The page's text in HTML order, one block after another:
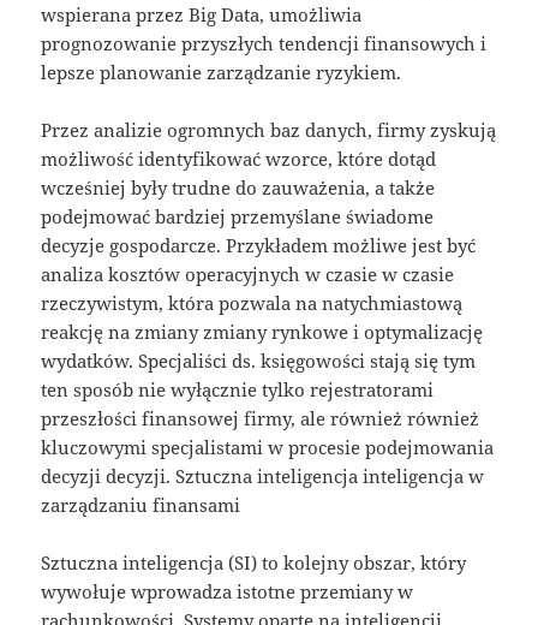
wspierana przez Big Data, umożliwia
prognozowanie przyszłych tendencji finansowych i
lepsze planowanie zarządzanie ryzykiem.
Przez analizie ogromnych baz danych, firmy zyskują
możliwość identyfikować wzorce, które dotąd
wcześniej były trudne do zauważenia, a także
podejmować bardziej przemyślane świadome
decyzje gospodarcze. Przykładem możliwe jest być
analiza kosztów operacyjnych w czasie w czasie
rzeczywistym, która pozwala na natychmiastową
reakcję na zmiany zmiany rynkowe i optymalizację
wydatków. Specjaliści ds. księgowości stają się tym
ten sposób nie wyłącznie tylko rejestratorami
przeszłości finansowej firmy, ale również również
kluczowymi specjalistami w procesie podejmowania
decyzji decyzji. Sztuczna inteligencja inteligencja w
zarządzaniu finansami
Sztuczna inteligencja (SI) to kolejny obszar, który
wywołuje wprowadza istotne przemiany w
rachunkowości. Systemy oparte na inteligencji